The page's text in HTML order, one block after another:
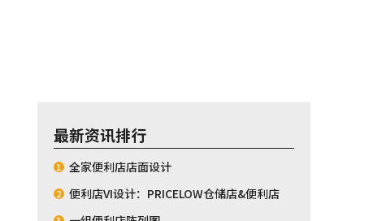
最新资讯排行
1 全家便利店店面设计
2 便利店VI设计：PRICELOW仓储店&便利店